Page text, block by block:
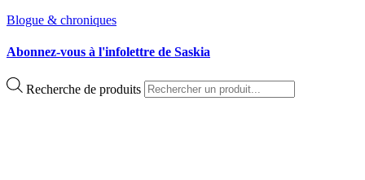
Blogue & chroniques
Abonnez-vous à l'infolettre de Saskia
Recherche de produits